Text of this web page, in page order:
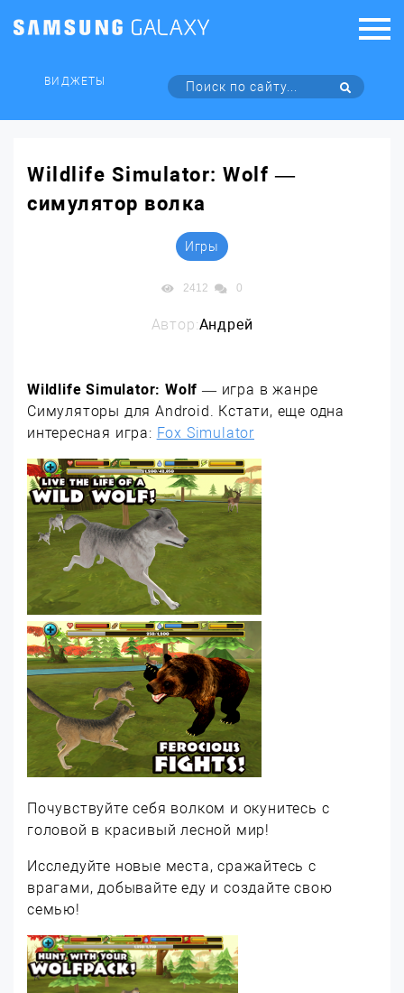
ВИДЖЕТЫ
Wildlife Simulator: Wolf —
симулятор волка
Игры
2412 0
Автор:Андрей
Wildlife Simulator: Wolf — игра в жанре
Симуляторы для Android. Кстати, еще одна
интересная игра: Fox Simulator
Почувствуйте себя волком и окунитесь с
головой в красивый лесной мир!
Исследуйте новые места, сражайтесь с
врагами, добывайте еду и создайте свою
семью!